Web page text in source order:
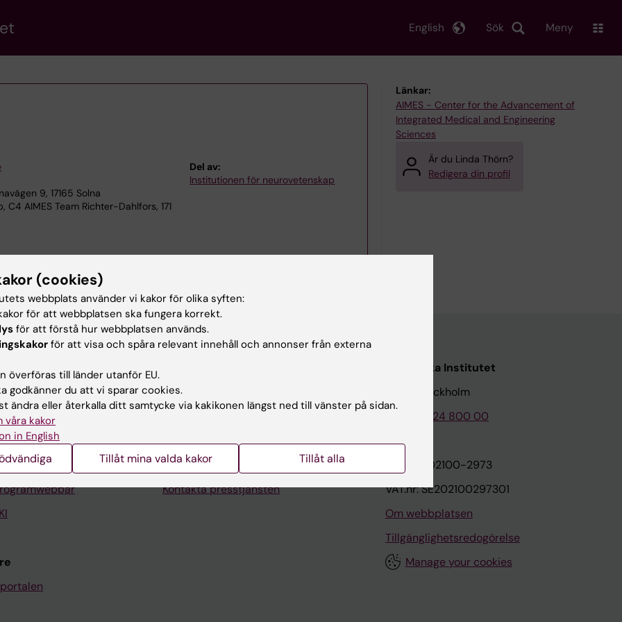
Sök
English Meny
9, 17165 Solna
C4 AIMES Team Richter-Dahlfors, 171
Del av:
Institutionen för neurovetenskap
Länkar:
AIMES - Center for the Advancement of
Integrated Medical and Engineering
Sciences
Är du Linda Thörn?
Redigera din profil
Universitetsbiblioteket
Stöd forskning och utbildning
Jobba på KI
Karolinska Institutet Innovation
Kontakta presstjänsten
Karolinska Institutet
171 77 Stockholm
Tel: 08-524 800 00
Org.nr: 202100-2973
VAT.nr: SE202100297301
Om webbplatsen
Tillgänglighetsredogörelse
Manage your cookies
(cookies)
webbplats använder vi kakor för olika syften:
för att webbplatsen ska fungera korrekt.
för att förstå hur webbplatsen används.
för att visa och spåra relevant innehåll och annonser från externa
överföras till länder utanför EU.
godkänner du att vi sparar cookies.
ändra eller återkalla ditt samtycke via kakikonen längst ned till vänster på sidan.
våra kakor
in English
Tillåt mina valda kakor Tillåt alla